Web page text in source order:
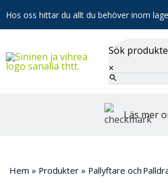
Hos oss hittar du allt du behöver inom
Sök
×
Läs mer
Hem » Produkter » Pallyftare och